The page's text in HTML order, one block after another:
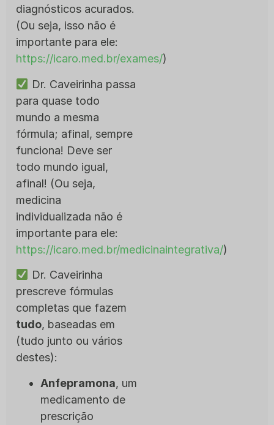
diagnósticos acurados.
(Ou seja, isso não é
importante para ele:
https://icaro.med.br/exames/)
Dr. Caveirinha passa
para quase todo
mundo a mesma
fórmula; afinal, sempre
funciona! Deve ser
todo mundo igual,
afinal! (Ou seja,
medicina
individualizada não é
importante para ele:
https://icaro.med.br/medicinaintegrativa/)
Dr. Caveirinha
prescreve fórmulas
completas que fazem
tudo, baseadas em
(tudo junto ou vários
destes):
Anfepramona, um
medicamento de
prescrição